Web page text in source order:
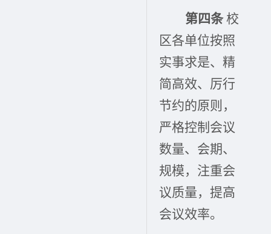
第四条校
区各单位按照
实事求是、精
简高效、厉行
节约的原则，
严格控制会议
数量、会期、
规模，注重会
议质量，提高
会议效率。